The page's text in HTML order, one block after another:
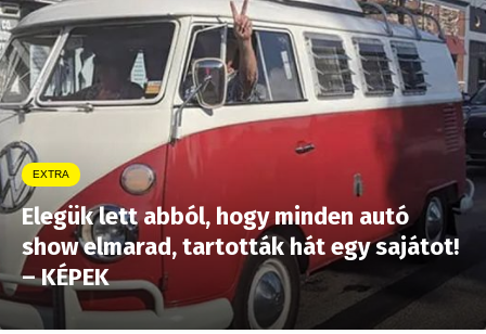
EXTRA
Elegük lett abból, hogy minden autó
show elmarad, tartották hát egy sajátot!
– KÉPEK